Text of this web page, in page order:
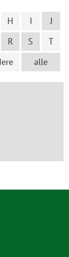
alle
H I
J
R S
T